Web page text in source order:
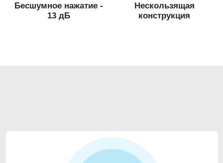
Бесшумное нажатие -
13 дБ
Нескользящая
конструкция